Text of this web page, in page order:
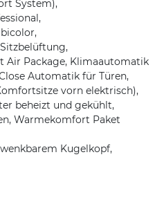
System),
bicolor,
Air Package, Klimaautomatik
Automatik für Türen,
vorn elektrisch),
beheizt und gekühlt,
Warmekomfort Paket
Kugelkopf,